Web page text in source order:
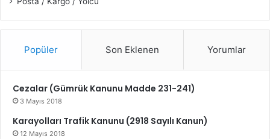
Popüler Son Eklenen Yorumlar
Cezalar (Gümrük Kanunu Madde 231-241)
3 Mayıs 2018
Karayolları Trafik Kanunu (2918 Sayılı Kanun)
12 Mayıs 2018